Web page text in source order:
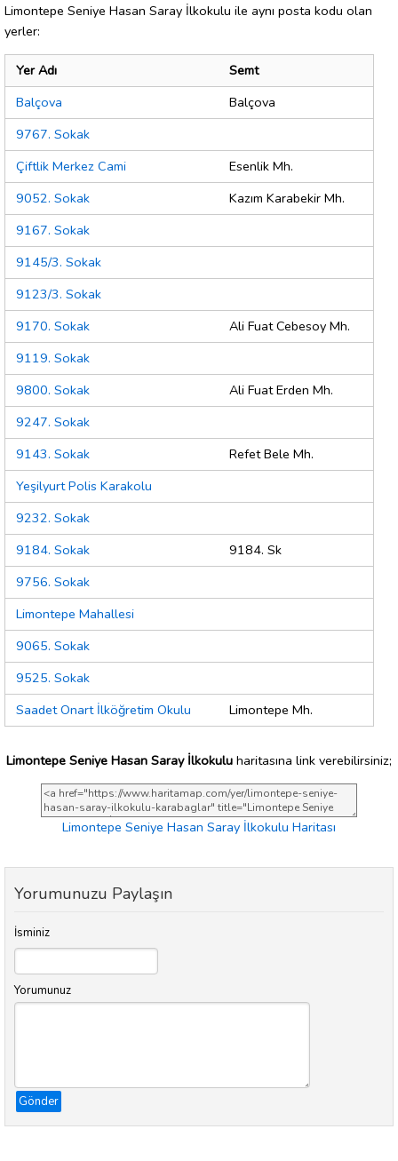
Limontepe Seniye Hasan Saray İlkokulu ile aynı posta kodu olan
yerler:
Yer Adı
Semt
Balçova
Balçova
9767. Sokak
Çiftlik Merkez Cami
Esenlik Mh.
9052. Sokak
Kazım Karabekir Mh.
9167. Sokak
9145/3. Sokak
9123/3. Sokak
9170. Sokak
Ali Fuat Cebesoy Mh.
9119. Sokak
9800. Sokak
Ali Fuat Erden Mh.
9247. Sokak
9143. Sokak
Refet Bele Mh.
Yeşilyurt Polis Karakolu
9232. Sokak
9184. Sokak
9184. Sk
9756. Sokak
Limontepe Mahallesi
9065. Sokak
9525. Sokak
Saadet Onart İlköğretim Okulu
Limontepe Mh.
Limontepe Seniye Hasan Saray İlkokulu haritasına link verebilirsiniz;
Limontepe Seniye Hasan Saray İlkokulu Haritası
Yorumunuzu Paylaşın
İsminiz
Yorumunuz
Gönder